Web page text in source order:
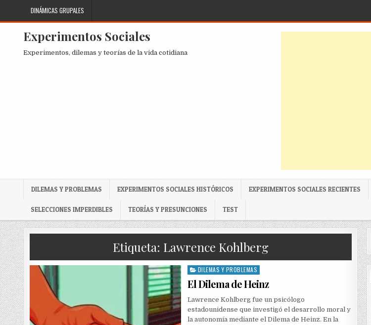
content
DINÁMICAS GRUPALES
Experimentos Sociales
Experimentos, dilemas y teorías de la vida cotidiana
DILEMAS Y PROBLEMAS EXPERIMENTOS SOCIALES HISTÓRICOS EXPERIMENTOS SOCIALES RECIENTES
SELECCIONES IMPERDIBLES TEORÍAS Y PRESUNCIONES TEST
Etiqueta: Lawrence Kohlberg
Posted
in
DILEMAS Y PROBLEMAS
El Dilema de Heinz
Lawrence Kohlberg fue un psicólogo
estadounidense que investigó el desarrollo moral y
la autonomía mediante el Dilema de Heinz. En la